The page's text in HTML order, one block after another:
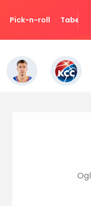
Pick-n-roll Tabela